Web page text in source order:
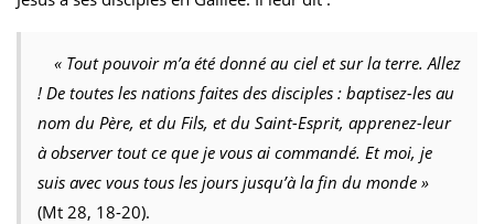
« Tout pouvoir m’a été donné au ciel et sur la terre. Allez
! De toutes les nations faites des disciples : baptisez-les au
nom du Père, et du Fils, et du Saint-Esprit, apprenez-leur
à observer tout ce que je vous ai commandé. Et moi, je
suis avec vous tous les jours jusqu’à la fin du monde »
(Mt 28, 18-20).